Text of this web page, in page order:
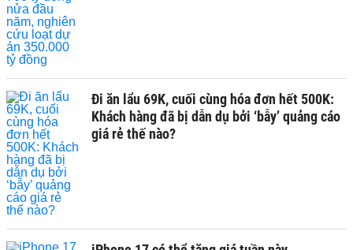
Đi ăn lẩu 69K, cuối cùng hóa đơn hết 500K:
Khách hàng đã bị dẫn dụ bởi ‘bẫy’ quảng cáo
giá rẻ thế nào?